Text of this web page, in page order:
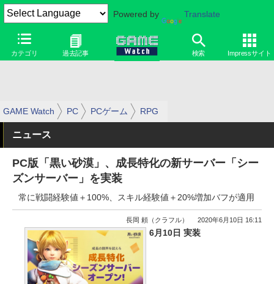
Powered by Translate
カテゴリ 過去記事 検索 Impressサイト
GAME Watch PC PCゲーム RPG
ニュース
PC版「黒い砂漠」、成長特化の新サーバー「シー
ズンサーバー」を実装
常に戦闘経験値＋100%、スキル経験値＋20%増加バフが適用
長岡 頼（クラフル） 2020年6月10日 16:11
6月10日 実装